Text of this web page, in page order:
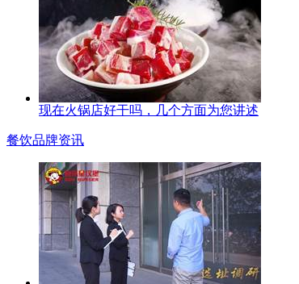
现在火锅店好干吗，几个方面为您讲述
餐饮品牌资讯